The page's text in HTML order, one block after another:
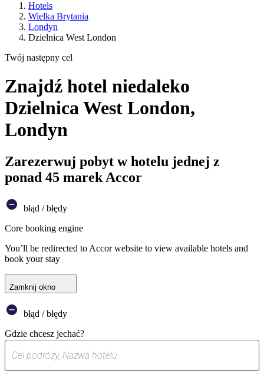
Hotels
Wielka Brytania
Londyn
Dzielnica West London
Twój następny cel
Znajdź hotel niedaleko
Dzielnica West London,
Londyn
Zarezerwuj pobyt w hotelu jednej z
ponad 45 marek Accor
błąd / błędy
Core booking engine
You’ll be redirected to Accor website to view available hotels and
book your stay
Zamknij okno
błąd / błędy
Gdzie chcesz jechać?
sugestia